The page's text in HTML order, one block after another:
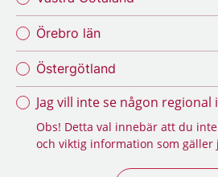
Örebro län
Östergötland
Jag vill inte se någon
Obs! Detta val innebär att du
och viktig information som gäller